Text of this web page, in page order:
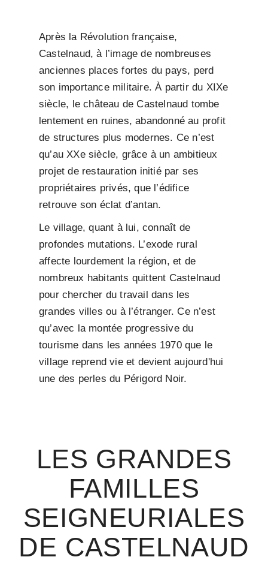
Après la Révolution française,
Castelnaud, à l’image de nombreuses
anciennes places fortes du pays, perd
son importance militaire. À partir du XIXe
siècle, le château de Castelnaud tombe
lentement en ruines, abandonné au profit
de structures plus modernes. Ce n’est
qu’au XXe siècle, grâce à un ambitieux
projet de restauration initié par ses
propriétaires privés, que l’édifice
retrouve son éclat d’antan.
Le village, quant à lui, connaît de
profondes mutations. L’exode rural
affecte lourdement la région, et de
nombreux habitants quittent Castelnaud
pour chercher du travail dans les
grandes villes ou à l’étranger. Ce n’est
qu’avec la montée progressive du
tourisme dans les années 1970 que le
village reprend vie et devient aujourd'hui
une des perles du Périgord Noir.
LES GRANDES
FAMILLES
SEIGNEURIALES
DE CASTELNAUD